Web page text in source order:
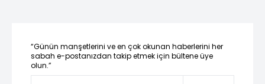
“Günün manşetlerini ve en çok okunan haberlerini her
sabah e-postanızdan takip etmek için bültene üye
olun.”